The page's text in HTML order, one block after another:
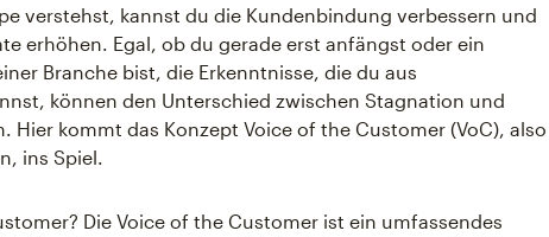
verstehst, kannst du die Kundenbindung verbessern und
erhöhen. Egal, ob du gerade erst anfängst oder ein
Branche bist, die Erkenntnisse, die du aus
können den Unterschied zwischen Stagnation und
Hier kommt das Konzept Voice of the Customer (VoC), also
ins Spiel.
Die Voice of the Customer ist ein umfassendes